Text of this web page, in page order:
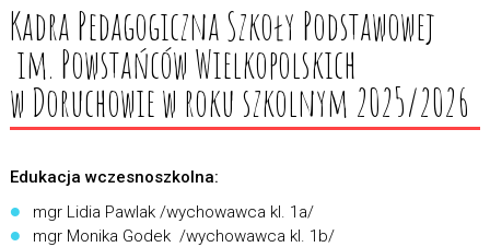
Kadra Pedagogiczna Szkoły Podstawowej
im. Powstańców Wielkopolskich
w Doruchowie w roku szkolnym 2025/2026
Edukacja wczesnoszkolna:
mgr Lidia Pawlak /wychowawca kl. 1a/
mgr Monika Godek /wychowawca kl. 1b/